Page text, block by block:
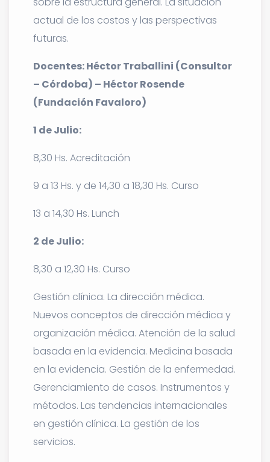
actual de los costos y las perspectivas
futuras.
Docentes: Héctor Traballini (Consultor
– Córdoba) – Héctor Rosende
(Fundación Favaloro)
1 de Julio:
8,30 Hs. Acreditación
9 a 13 Hs. y de 14,30 a 18,30 Hs. Curso
13 a 14,30 Hs. Lunch
2 de Julio:
8,30 a 12,30 Hs. Curso
Gestión clínica. La dirección médica.
Nuevos conceptos de dirección médica y
organización médica. Atención de la salud
basada en la evidencia. Medicina basada
en la evidencia. Gestión de la enfermedad.
Gerenciamiento de casos. Instrumentos y
métodos. Las tendencias internacionales
en gestión clínica. La gestión de los
servicios.